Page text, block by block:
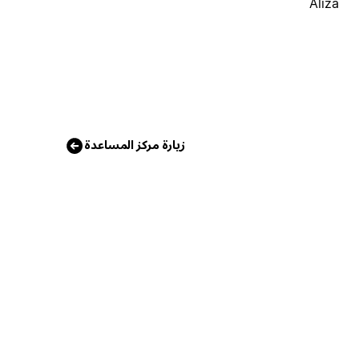
زيارة مركز المساعدة